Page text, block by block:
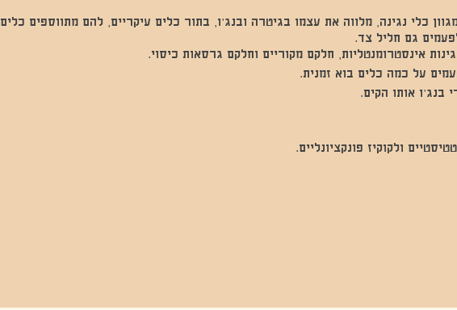
כלי נגינה, מלווה את עצמו בגיטרה ובנג'ו, בתור כלים עיקריים, להם מתווספים כלים
גם חליל צד.
אינסטרומנטליות, חלקם מקוריים וחלקם גרסאות כיסוי.
על כמה כלים בוא זמנית.
בנג'ו אותו הקים.
ולקוקיז פונקציונליים.